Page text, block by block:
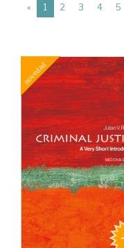
« 1 (current)
2 3 4 5